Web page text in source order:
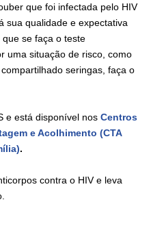
que foi infectada pelo HIV
sua qualidade e expectativa
se faça o teste
uma situação de risco, como
seringas, faça o
e está disponível nos Centros
e Acolhimento (CTA
.
contra o HIV e leva